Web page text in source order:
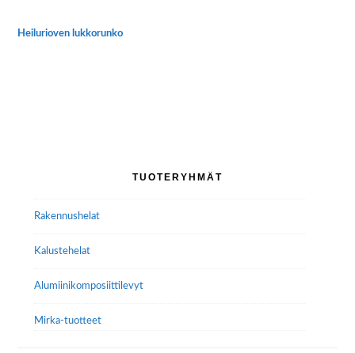
Heilurioven lukkorunko
TUOTERYHMÄT
Rakennushelat
Kalustehelat
Alumiini­komposiitti­levyt
Mirka-tuotteet